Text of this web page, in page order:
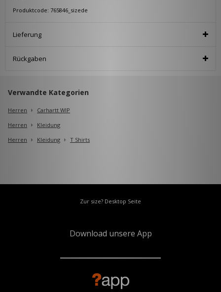
Produktcode: 765846_sizede
Lieferung
Rückgaben
Verwandte Kategorien
Herren
Carhartt WIP
Herren
Kleidung
Herren
Kleidung T Shirts
Zur size? Desktop Seite
Download unsere App